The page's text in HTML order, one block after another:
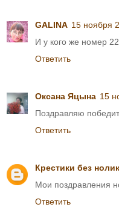
GALINA 15 ноября
И у кого же номер
Ответить
Оксана Яцына 15
Поздравляю
Ответить
Крестики без
Мои поздравления
Ответить